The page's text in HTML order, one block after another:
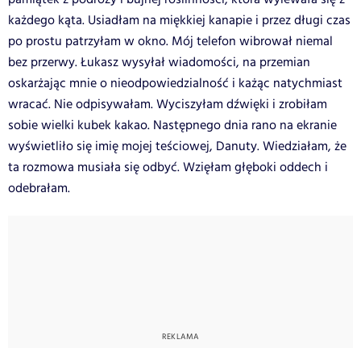
każdego kąta. Usiadłam na miękkiej kanapie i przez długi czas
po prostu patrzyłam w okno. Mój telefon wibrował niemal
bez przerwy. Łukasz wysyłał wiadomości, na przemian
oskarżając mnie o nieodpowiedzialność i każąc natychmiast
wracać. Nie odpisywałam. Wyciszyłam dźwięki i zrobiłam
sobie wielki kubek kakao. Następnego dnia rano na ekranie
wyświetliło się imię mojej teściowej, Danuty. Wiedziałam, że
ta rozmowa musiała się odbyć. Wzięłam głęboki oddech i
odebrałam.